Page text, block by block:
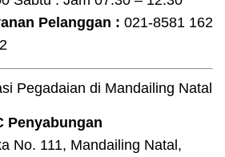
Pelanggan : 021-8581 162
Pegadaian di Mandailing Natal
Penyabungan
No. 111, Mandailing Natal,